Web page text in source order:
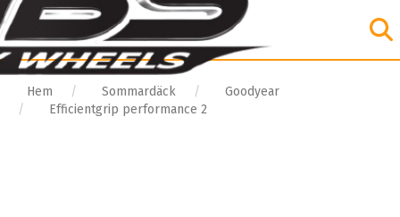
Hem Sommardäck
Goodyear
Efficientgrip performance 2